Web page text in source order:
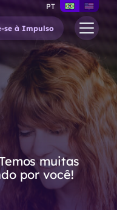
PT
se à Impulso
muitas
por você!